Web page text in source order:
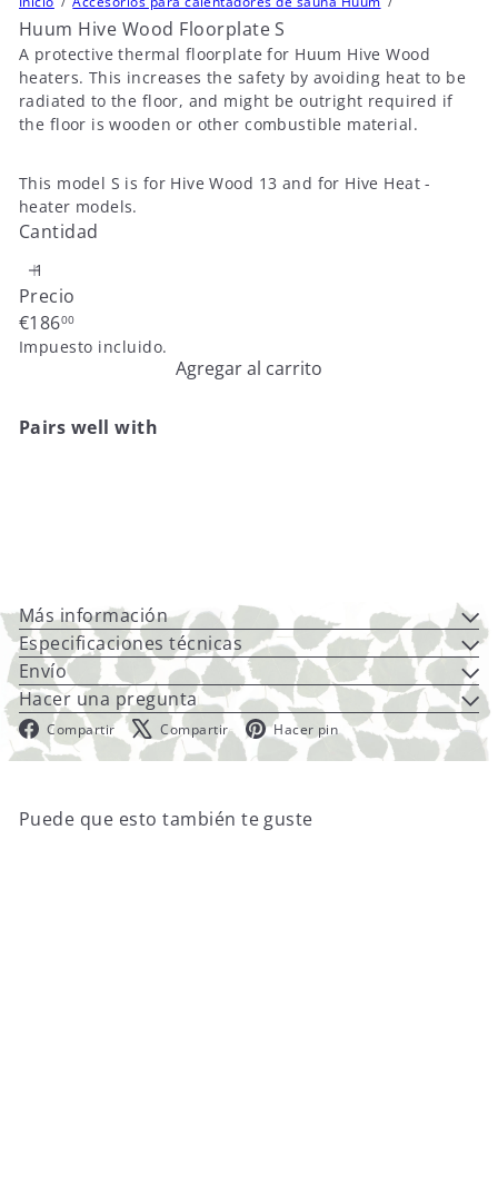
Huum Hive Wood Floorplate S
A protective thermal floorplate for Huum Hive Wood
heaters. This increases the safety by avoiding heat to be
radiated to the floor, and might be outright required if
the floor is wooden or other combustible material.
This model S is for Hive Wood 13 and for Hive Heat -
heater models.
Cantidad
Precio
Precio
habitual
€18600
Impuesto incluido.
Agregar al carrito
Pairs well with
Más información
Especificaciones técnicas
Envío
Hacer una pregunta
Compartir Facebook
Compartir X Hacer pin Pinterest
Puede que esto también te guste